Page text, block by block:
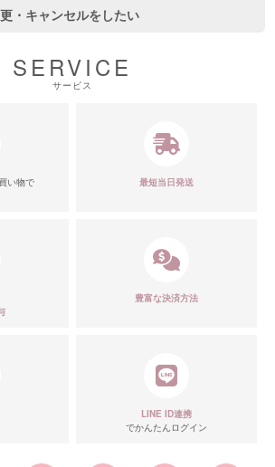
・キャンセルをしたい
SERVICE
サービス
い物で
最短当日発送
豊富な決済方法
LINE ID連携
でかんたんログイン